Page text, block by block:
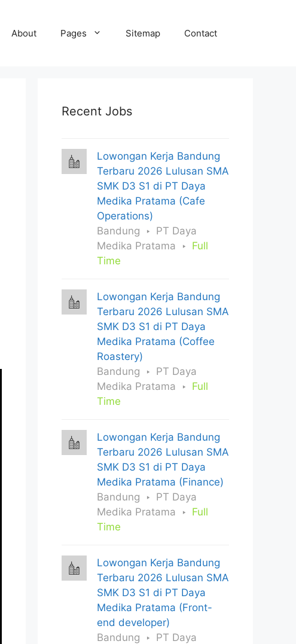
About Pages Sitemap Contact
Recent Jobs
Lowongan Kerja Bandung
Terbaru 2026 Lulusan SMA
SMK D3 S1 di PT Daya
Medika Pratama (Cafe
Operations)
Bandung
PT Daya
Medika Pratama
Full
Time
Lowongan Kerja Bandung
Terbaru 2026 Lulusan SMA
SMK D3 S1 di PT Daya
Medika Pratama (Coffee
Roastery)
Bandung
PT Daya
Medika Pratama
Full
Time
Lowongan Kerja Bandung
Terbaru 2026 Lulusan SMA
SMK D3 S1 di PT Daya
Medika Pratama (Finance)
Bandung
PT Daya
Medika Pratama
Full
Time
Lowongan Kerja Bandung
Terbaru 2026 Lulusan SMA
SMK D3 S1 di PT Daya
Medika Pratama (Front-
end developer)
Bandung
PT Daya